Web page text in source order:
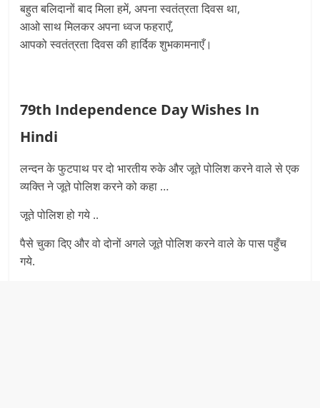
बहुत बलिदानों बाद मिला हमें, अपना स्वतंत्रता दिवस था,
आओ साथ मिलकर अपना ध्वज फहराएँ,
आपको स्वतंत्रता दिवस की हार्दिक शुभकामनाएँ।
79th Independence Day Wishes In
Hindi
लन्दन के फुटपाथ पर दो भारतीय रुके और जूते पोलिश करने वाले से एक
व्यक्ति ने जूते पोलिश करने को कहा …
जूते पोलिश हो गये ..
पैसे चुका दिए और वो दोनों अगले जूते पोलिश करने वाले के पास पहुँच
गये.